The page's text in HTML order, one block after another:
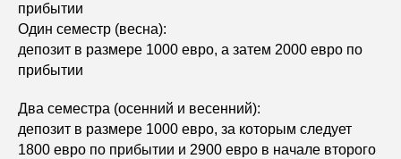
прибытии
Один семестр (весна):
депозит в размере 1000 евро, а затем 2000 евро по
прибытии
Два семестра (осенний и весенний):
депозит в размере 1000 евро, за которым следует
1800 евро по прибытии и 2900 евро в начале второго